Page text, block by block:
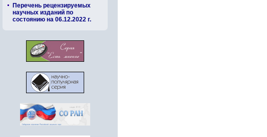
Перечень рецензируемых
научных изданий по
состоянию на 06.12.2022 г.